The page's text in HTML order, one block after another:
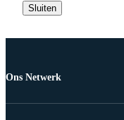
Sluiten
Ons Netwerk